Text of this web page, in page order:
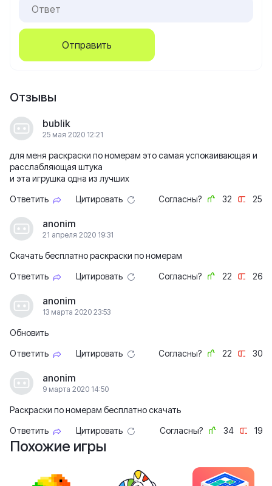
Отправить
Отзывы
bublik
25 мая 2020 12:21
для меня раскраски по номерам это самая успокаивающая и
расслабляющая штука
и эта игрушка одна из лучших
Ответить
Цитировать Согласны? 32 25
anonim
21 апреля 2020 19:31
Скачать бесплатно раскраски по номерам
Ответить
Цитировать Согласны? 22 26
anonim
13 марта 2020 23:53
Обновить
Ответить
Цитировать Согласны? 22 30
anonim
9 марта 2020 14:50
Раскраски по номерам бесплатно скачать
Ответить
Цитировать Согласны? 34 19
Похожие игры